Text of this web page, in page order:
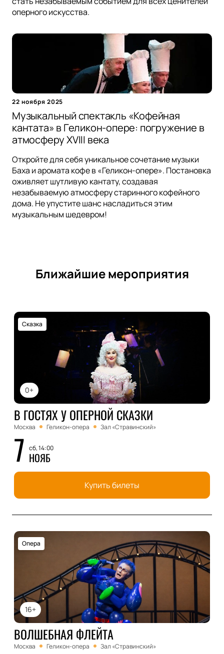
оперного искусства.
22 ноября 2025
Музыкальный спектакль «Кофейная
кантата» в Геликон-опере: погружение в
атмосферу XVIII века
Откройте для себя уникальное сочетание музыки
Баха и аромата кофе в «Геликон-опере». Постановка
оживляет шутливую кантату, создавая
незабываемую атмосферу старинного кофейного
дома. Не упустите шанс насладиться этим
музыкальным шедевром!
Ближайшие мероприятия
0+
Сказка
В ГОСТЯХ У ОПЕРНОЙ СКАЗКИ
Москва Геликон-опера Зал «Стравинский»
7 сб, 14:00
НОЯБ
Купить билеты
16+
Опера
ВОЛШЕБНАЯ ФЛЕЙТА
Москва Геликон-опера Зал «Стравинский»